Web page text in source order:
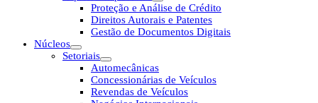
Proteção e Análise de Crédito
Direitos Autorais e Patentes
Gestão de Documentos Digitais
Núcleos
Setoriais
Automecânicas
Concessionárias de Veículos
Revendas de Veículos